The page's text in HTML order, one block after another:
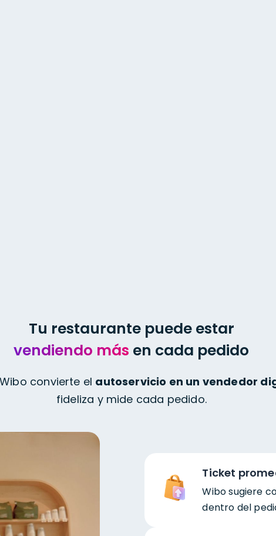
para
bares y
el encanto
eficiente
Tu restaurante puede estar
vendiendo más en cada pedido
convierte el autoservicio en un vendedor
fideliza y mide cada pedido.
Ticket
Wibo sugiere
dentro del